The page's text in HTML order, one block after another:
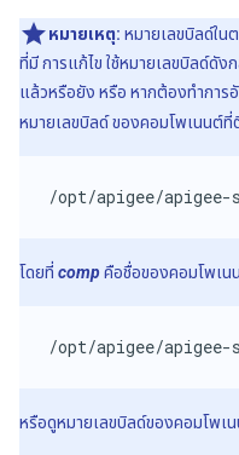
หมายเหตุ: หมายเลขบิลด์ใน
ที่มี การแก้ไข ใช้หมายเลขบิลด์ดั
แล้วหรือยัง หรือ หากต้องทำการ
หมายเลขบิลด์ ของคอมโพเนนต์
/opt/apigee/
โดยที่ compคือชื่อของคอมโพเน
/opt/apigee/
หรือดูหมายเลขบิลด์ของคอมโพเ